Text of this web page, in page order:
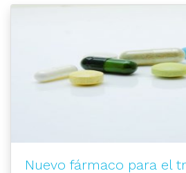
Nuevo fármaco para el